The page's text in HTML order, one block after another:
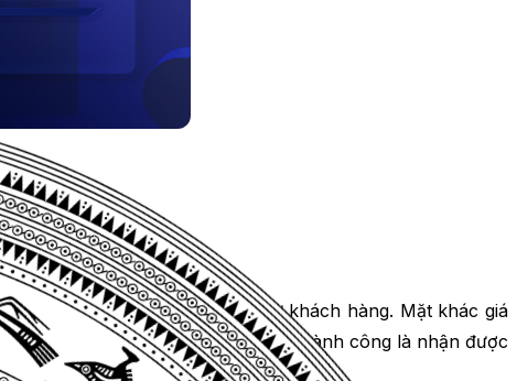
tìm kiếm trên Google.
bạn sẽ nhận được tương tác từ khách hàng. Mặt khác giá
đã đặt ra nhờ quá trình đấu thầu thành công là nhận được